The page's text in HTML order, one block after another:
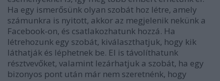
Ha egy ismerősünk olyan szobát hoz létre, amely
számunkra is nyitott, akkor az megjelenik nekünk a
Facebook-on, és csatlakozhatunk hozzá. Ha
létrehozunk egy szobát, kiválaszthatjuk, hogy kik
láthatják és léphetnek be. El is távolíthatunk
résztvevőket, valamint lezárhatjuk a szobát, ha egy
bizonyos pont után már nem szeretnénk, hogy